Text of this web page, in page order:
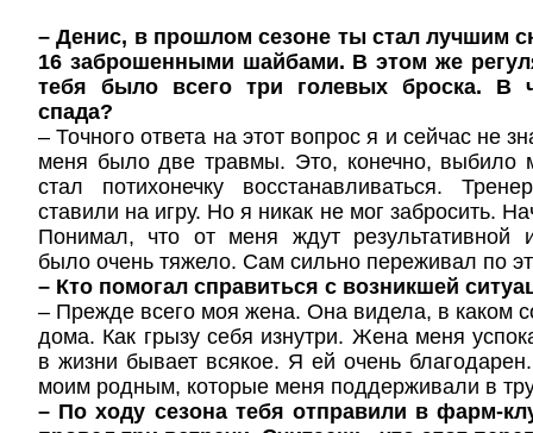
– Денис, в прошлом сезоне ты стал лучшим
16 заброшенными шайбами. В этом же
тебя было всего три голевых броска. В
спада?
– Точного ответа на этот вопрос я и сейчас не
меня было две травмы. Это, конечно, выбило
стал потихонечку восстанавливаться.
ставили на игру. Но я никак не мог забросить.
Понимал, что от меня ждут результативной
было очень тяжело. Сам сильно переживал по
– Кто помогал справиться с возникшей
– Прежде всего моя жена. Она видела, в каком
дома. Как грызу себя изнутри. Жена меня
в жизни бывает всякое. Я ей очень
моим родным, которые меня поддерживали в
– По ходу сезона тебя отправили в фарм-